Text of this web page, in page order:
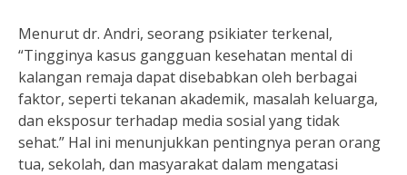
Menurut dr. Andri, seorang psikiater terkenal,
“Tingginya kasus gangguan kesehatan mental di
kalangan remaja dapat disebabkan oleh berbagai
faktor, seperti tekanan akademik, masalah keluarga,
dan eksposur terhadap media sosial yang tidak
sehat.” Hal ini menunjukkan pentingnya peran orang
tua, sekolah, dan masyarakat dalam mengatasi